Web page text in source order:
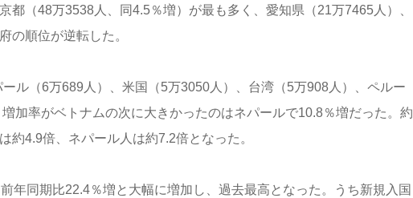
都（48万3538人、同4.5％増）が最も多く、愛知県（21万7465人）、
の順位が逆転した。
ル（6万689人）、米国（5万3050人）、台湾（5万908人）、ペルー
加率がベトナムの次に大きかったのはネパールで10.8％増だった。約
約4.9倍、ネパール人は約7.2倍となった。
年同期比22.4％増と大幅に増加し、過去最高となった。うち新規入国